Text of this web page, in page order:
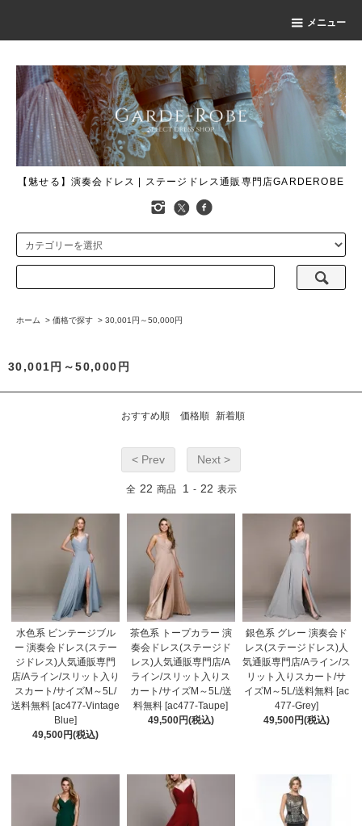
メニュー
【魅せる】演奏会ドレス | ステージドレス通販専門店GARDEROBE
ホーム > 価格で探す > 30,001円～50,000円
30,001円～50,000円
おすすめ順 価格順 新着順
< Prev Next >
全 22 商品 1 - 22 表示
水色系 ビンテージブル
ー 演奏会ドレス(ステー
ジドレス)人気通販専門
店/Aライン/スリット入り
スカート/サイズM～5L/
送料無料 [ac477-Vintage
Blue]
49,500円(税込)
茶色系 トープカラー 演
奏会ドレス(ステージド
レス)人気通販専門店/A
ライン/スリット入りス
カート/サイズM～5L/送
料無料 [ac477-Taupe]
49,500円(税込)
銀色系 グレー 演奏会ド
レス(ステージドレス)人
気通販専門店/Aライン/ス
リット入りスカート/サ
イズM～5L/送料無料 [ac
477-Grey]
49,500円(税込)